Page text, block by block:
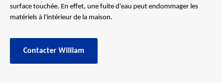
surface touchée. En effet, une fuite d'eau peut endommager les
matériels à l'intérieur de la maison.
Contacter William